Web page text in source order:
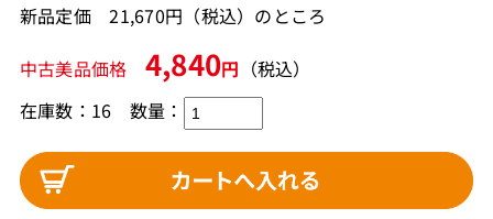
新品定価 21,670円（税込）のところ
中古美品価格 4,840円 （税込）
在庫数：16 数量：